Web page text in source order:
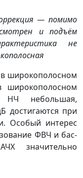
— помимо
и подъём
не
широкополосном
НЧ небольшая,
достигаются при
Особый интерес
ФВЧ и бас-
значительно